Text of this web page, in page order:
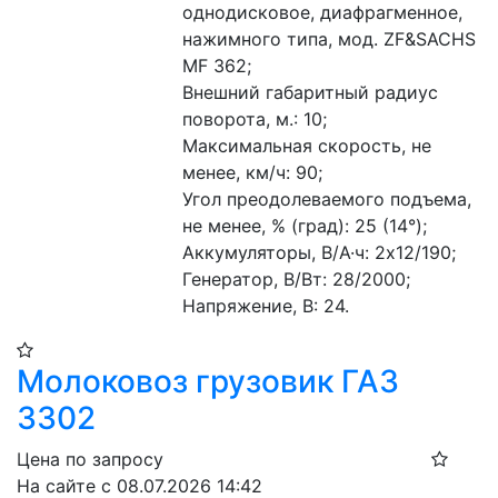
однодисковое, диафрагменное,
нажимного типа, мод. ZF&SACHS
MF 362;
Внешний габаритный радиус
поворота, м.: 10;
Максимальная скорость, не
менее, км/ч: 90;
Угол преодолеваемого подъема,
не менее, % (град): 25 (14°);
Аккумуляторы, В/А·ч: 2х12/190;
Генератор, В/Вт: 28/2000;
Напряжение, B: 24.
Молоковоз грузовик ГАЗ
3302
Цена по запросу
На сайте с 08.07.2026 14:42